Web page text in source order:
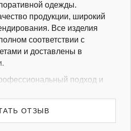
одежды.
продукции, широкий
Все изделия
соответствии с
и доставлены в
подход и
Желаем Вам успехов в
ОТЗЫВ